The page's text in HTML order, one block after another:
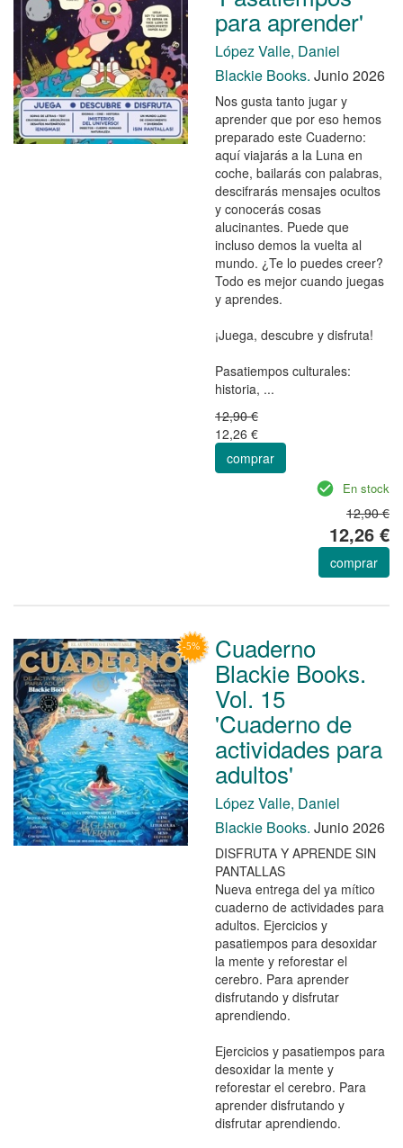
para aprender'
López Valle, Daniel
Blackie Books. Junio 2026
Nos gusta tanto jugar y
aprender que por eso hemos
preparado este Cuaderno:
aquí viajarás a la Luna en
coche, bailarás con palabras,
descifrarás mensajes ocultos
y conocerás cosas
alucinantes. Puede que
incluso demos la vuelta al
mundo. ¿Te lo puedes creer?
Todo es mejor cuando juegas
y aprendes.
¡Juega, descubre y disfruta!
Pasatiempos culturales:
historia, ...
12,90 €
12,26 €
comprar
En stock
12,90 €
12,26 €
comprar
Cuaderno
Blackie Books.
Vol. 15
'Cuaderno de
actividades para
adultos'
López Valle, Daniel
Blackie Books. Junio 2026
DISFRUTA Y APRENDE SIN
PANTALLAS
Nueva entrega del ya mítico
cuaderno de actividades para
adultos. Ejercicios y
pasatiempos para desoxidar
la mente y reforestar el
cerebro. Para aprender
disfrutando y disfrutar
aprendiendo.
Ejercicios y pasatiempos para
desoxidar la mente y
reforestar el cerebro. Para
aprender disfrutando y
disfrutar aprendiendo.